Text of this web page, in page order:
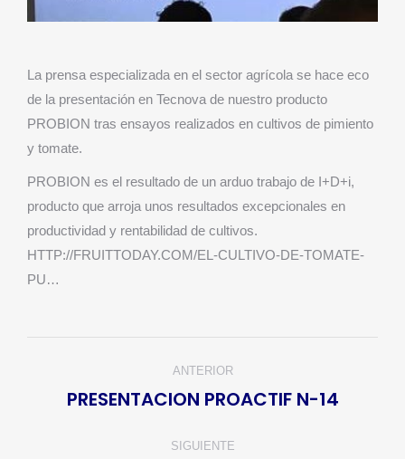
La prensa especializada en el sector agrícola se hace eco
de la presentación en Tecnova de nuestro producto
PROBION tras ensayos realizados en cultivos de pimiento
y tomate.
PROBION es el resultado de un arduo trabajo de I+D+i,
producto que arroja unos resultados excepcionales en
productividad y rentabilidad de cultivos.
HTTP://FRUITTODAY.COM/EL-CULTIVO-DE-TOMATE-
PU…
Navegación
entre
publicaciones
ANTERIOR
Publicación
PRESENTACION PROACTIF N-14
SIGUIENTE